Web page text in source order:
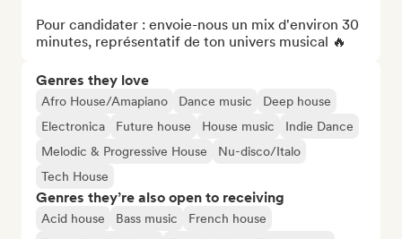
Pour candidater : envoie-nous un mix d'environ 30
minutes, représentatif de ton univers musical 🔥
Genres they love
Afro House/Amapiano Dance music
Deep house
Electronica
Future house House music
Indie Dance
Melodic & Progressive House
Nu-disco/Italo
Tech House
Genres they’re also open to receiving
Acid house Bass music
French house